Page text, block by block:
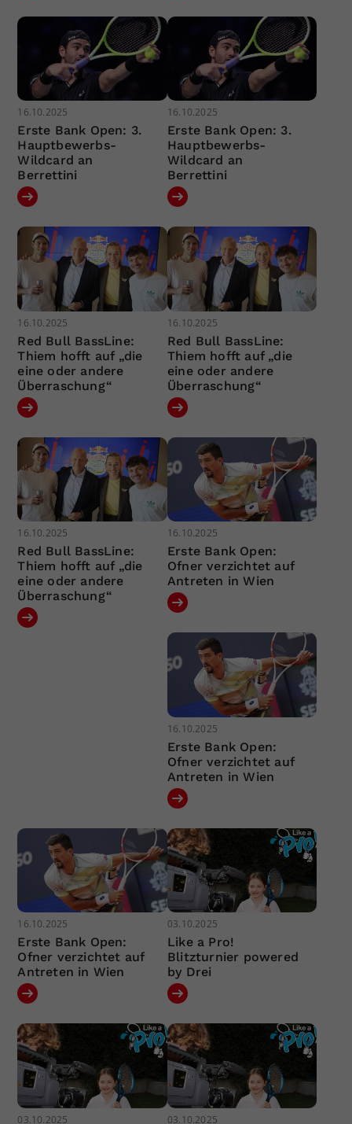
16.10.2025
Erste Bank Open: 3.
Hauptbewerbs-
Wildcard an
Berrettini
16.10.2025
Erste Bank Open: 3.
Hauptbewerbs-
Wildcard an
Berrettini
16.10.2025
Red Bull BassLine:
Thiem hofft auf „die
eine oder andere
Überraschung“
16.10.2025
Red Bull BassLine:
Thiem hofft auf „die
eine oder andere
Überraschung“
16.10.2025
Red Bull BassLine:
Thiem hofft auf „die
eine oder andere
Überraschung“
16.10.2025
Erste Bank Open:
Ofner verzichtet auf
Antreten in Wien
16.10.2025
Erste Bank Open:
Ofner verzichtet auf
Antreten in Wien
16.10.2025
Erste Bank Open:
Ofner verzichtet auf
Antreten in Wien
03.10.2025
Like a Pro!
Blitzturnier powered
by Drei
03.10.2025 03.10.2025